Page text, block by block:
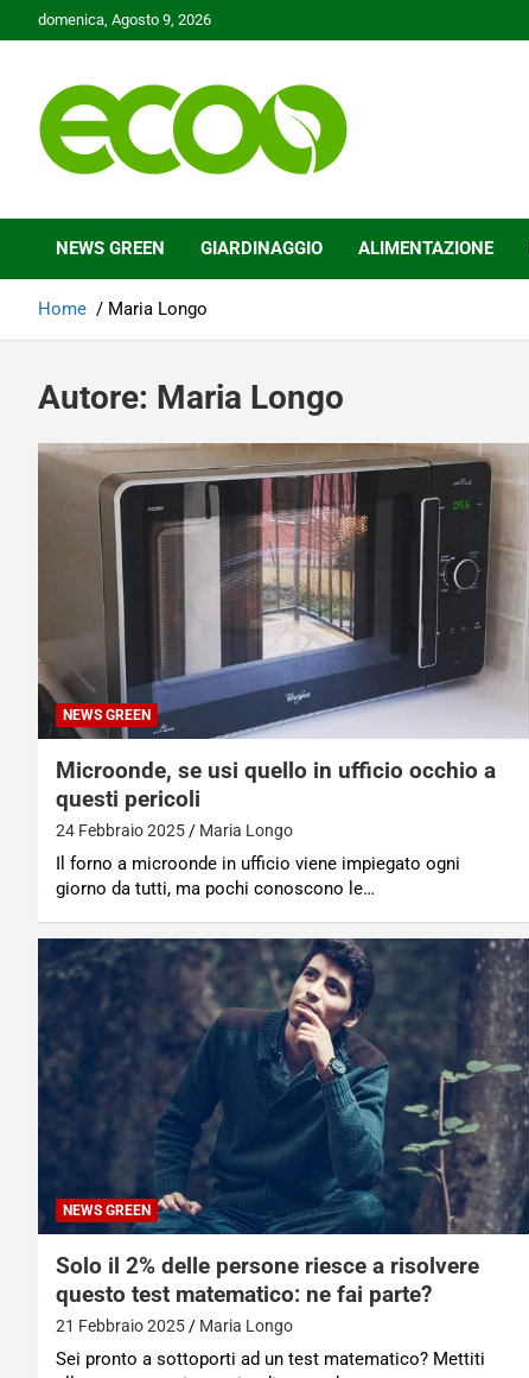
to
domenica, Agosto 9, 2026
Ecoo.it
NEWS GREEN GIARDINAGGIO ALIMENTAZIONE
Home Maria Longo
Autore: Maria Longo
NEWS GREEN
Microonde, se usi quello in ufficio occhio a
questi pericoli
24 Febbraio 2025 Maria Longo
Il forno a microonde in ufficio viene impiegato ogni
giorno da tutti, ma pochi conoscono le…
NEWS GREEN
Solo il 2% delle persone riesce a risolvere
questo test matematico: ne fai parte?
21 Febbraio 2025 Maria Longo
Sei pronto a sottoporti ad un test matematico? Mettiti